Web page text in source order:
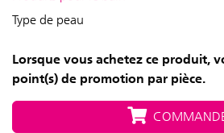
Type de peau
Lorsque vous achetez ce produit,
point(s) de promotion par pièce.